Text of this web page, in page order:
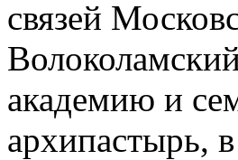
связей
академию и
архипастырь,